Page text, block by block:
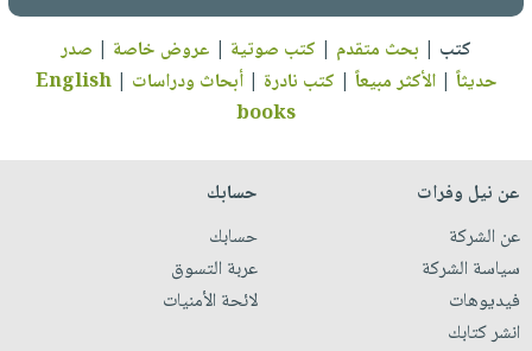
كتب | بحث متقدم | كتب صوتية | عروض خاصة | صدر
حديثاً |الأكثر مبيعاً | كتب نادرة |أبحاث ودراسات |
English
books
عن نيل وفرات
عن الشركة
سياسة الشركة
فيديوهات
انشر كتابك
حسابك
حسابك
عربة التسوق
لائحة الأمنيات